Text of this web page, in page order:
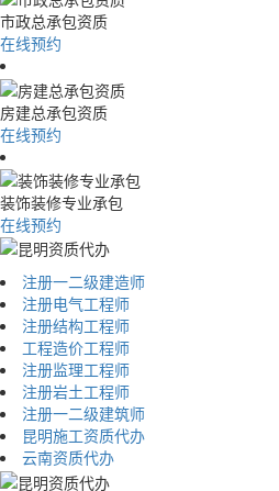
市政总承包资质
在线预约
房建总承包资质
在线预约
装饰装修专业承包
在线预约
注册一二级建造师
注册电气工程师
注册结构工程师
工程造价工程师
注册监理工程师
注册岩土工程师
注册一二级建筑师
昆明施工资质代办
云南资质代办